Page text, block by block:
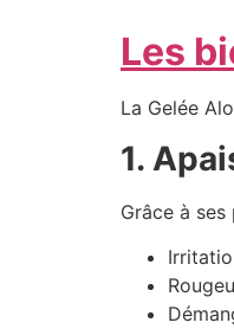
Les
La Gelée
1.
Grâce à